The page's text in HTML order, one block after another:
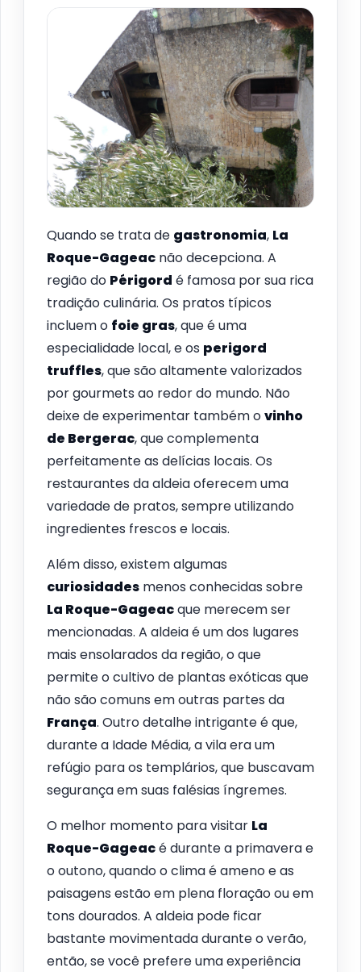
Quando se trata de gastronomia, La
Roque-Gageac não decepciona. A
região do Périgord é famosa por sua rica
tradição culinária. Os pratos típicos
incluem o foie gras, que é uma
especialidade local, e os perigord
truffles, que são altamente valorizados
por gourmets ao redor do mundo. Não
deixe de experimentar também ovinho
de Bergerac, que complementa
perfeitamente as delícias locais. Os
restaurantes da aldeia oferecem uma
variedade de pratos, sempre utilizando
ingredientes frescos e locais.
Além disso, existem algumas
curiosidades menos conhecidas sobre
La Roque-Gageacque merecem ser
mencionadas. A aldeia é um dos lugares
mais ensolarados da região, o que
permite o cultivo de plantas exóticas que
não são comuns em outras partes da
França. Outro detalhe intrigante é que,
durante a Idade Média, a vila era um
refúgio para os templários, que buscavam
segurança em suas falésias íngremes.
O melhor momento para visitar La
Roque-Gageacé durante a primavera e
o outono, quando o clima é ameno e as
paisagens estão em plena floração ou em
tons dourados. A aldeia pode ficar
bastante movimentada durante o verão,
então, se você prefere uma experiência